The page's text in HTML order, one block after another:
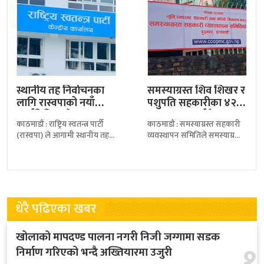
स्थानीय तह निर्वाचनका
लागि रास्वपाको नयाँ
कार्यविधि, उम्मेदवार
छनोटमा प्रारम्भिक…
काठमाडौं : राष्ट्रिय स्वतन्त्र पार्टी
(रास्वपा) ले आगामी स्थानीय तह
सार्वजनिक गरेको छ। पार्टीका
समस्याग्रस्त शिव शिखर र
पशुपति सहकारीका ४२
साना बचतकर्ताले पाए…
काठमाडौं : समस्याग्रस्त सहकारी
व्यवस्थापन समितिले समस्याग्रस्त
फिर्ता गर्न थालेको छ।
धेरै पढिएका खबर
खोलाको मापदण्ड पालना नगरी निजी जग्गामा सडक
निर्माण गरिएको भन्दै अख्तियारमा उजुरी